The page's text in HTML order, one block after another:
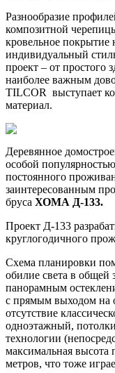
Разнообразие
композитной
кровельное покрытие
индивидуальный
проект – от простого
наиболее важным
TILCOR выступает
материал.
Деревянное
особой
постоянного
заинтересованным
бруса ХОМА Д-133.
Проект Д-133
круглогодичного
Схема планировки
обилие света в общей
панорамным
с прямым выходом на
отсутствие
одноэтажный,
технологии
максимальная высота
метров, что тоже